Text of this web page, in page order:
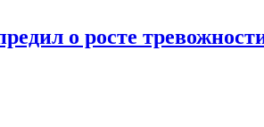
о росте